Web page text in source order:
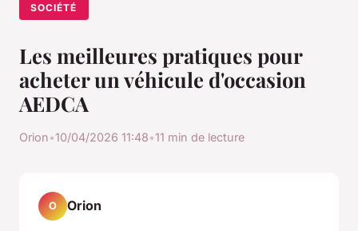
SOCIÉTÉ
Les meilleures pratiques pour
acheter un véhicule d'occasion
AEDCA
Orion•10/04/2026 11:48•11 min de lecture
O Orion